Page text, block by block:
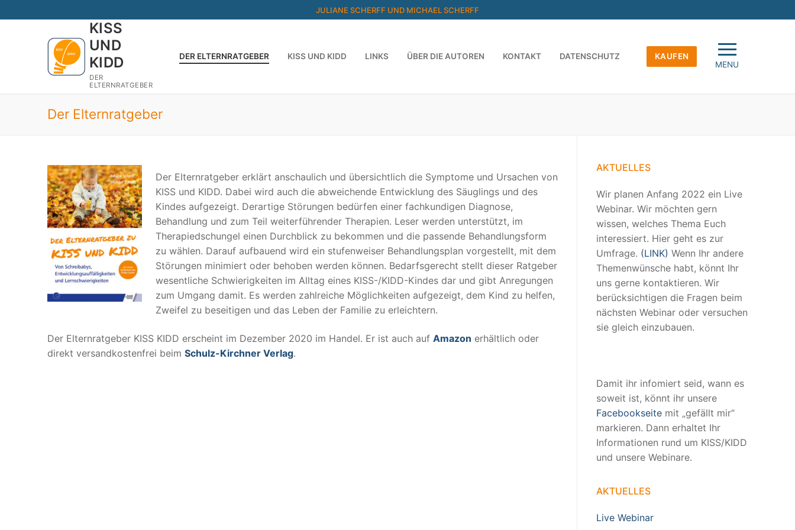
Inhalt
JULIANE SCHERFF UND MICHAEL SCHERFF
KISS
UND
KIDD
DER
ELTERNRATGEBER
DER ELTERNRATGEBER KISS UND KIDD LINKS ÜBER DIE AUTOREN KONTAKT DATENSCHUTZ
KAUFEN
MENU
Der Elternratgeber
Der Elternratgeber erklärt anschaulich und übersichtlich die Symptome und Ursachen von
KISS und KIDD. Dabei wird auch die abweichende Entwicklung des Säuglings und des
Kindes aufgezeigt. Derartige Störungen bedürfen einer fachkundigen Diagnose,
Behandlung und zum Teil weiterführender Therapien. Leser werden unterstützt, im
Therapiedschungel einen Durchblick zu bekommen und die passende Behandlungsform
zu wählen. Darauf aufbauend wird ein stufenweiser Behandlungsplan vorgestellt, mit dem
Störungen minimiert oder behoben werden können. Bedarfsgerecht stellt dieser Ratgeber
wesentliche Schwierigkeiten im Alltag eines KISS-/KIDD-Kindes dar und gibt Anregungen
zum Umgang damit. Es werden zahlreiche Möglichkeiten aufgezeigt, dem Kind zu helfen,
Zweifel zu beseitigen und das Leben der Familie zu erleichtern.
Der Elternratgeber KISS KIDD erscheint im Dezember 2020 im Handel. Er ist auch auf Amazon erhältlich oder
direkt versandkostenfrei beim Schulz-Kirchner Verlag.
AKTUELLES
Wir planen Anfang 2022 ein Live
Webinar. Wir möchten gern
wissen, welches Thema Euch
interessiert. Hier geht es zur
Umfrage. (LINK) Wenn Ihr andere
Themenwünsche habt, könnt Ihr
uns gerne kontaktieren. Wir
berücksichtigen die Fragen beim
nächsten Webinar oder versuchen
sie gleich einzubauen.
Damit ihr infomiert seid, wann es
soweit ist, könnt ihr unsere
Facebookseite mit „gefällt mir“
markieren. Dann erhaltet Ihr
Informationen rund um KISS/KIDD
und unsere Webinare.
AKTUELLES
Live Webinar